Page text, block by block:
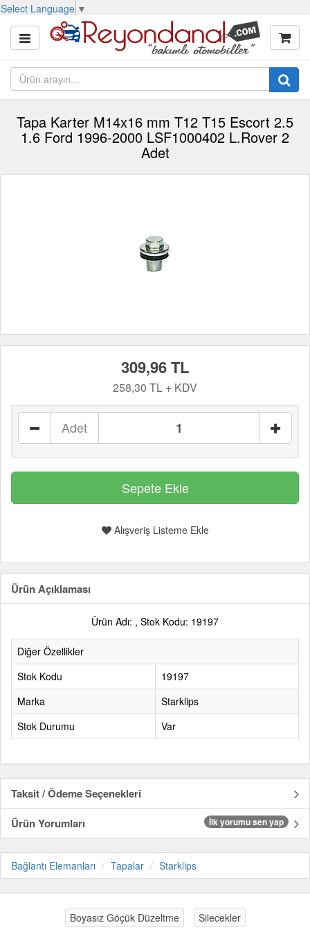
Select Language ▼
Tapa Karter M14x16 mm T12 T15 Escort 2.5
1.6 Ford 1996-2000 LSF1000402 L.Rover 2
Adet
309,96 TL
258,30 TL + KDV
Adet
Alışveriş Listeme Ekle
Ürün Açıklaması
Ürün Adı: , Stok Kodu: 19197
Diğer Özellikler
Stok Kodu
19197
Marka
Starklips
Stok Durumu
Var
Taksit / Ödeme Seçenekleri
Ürün Yorumları
İlk yorumu sen yap
Bağlantı Elemanları Tapalar Starklips
Boyasız Göçük Düzeltme Silecekler